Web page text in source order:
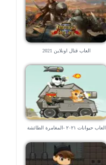
العاب قتال اونلاين 2021
العاب حيوانات ٢٠٢١ -المغامرة الطائشة